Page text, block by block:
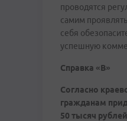
проводятся
самим
себя
успешную
Справка «В»
Согласно
гражданам
50 тысяч